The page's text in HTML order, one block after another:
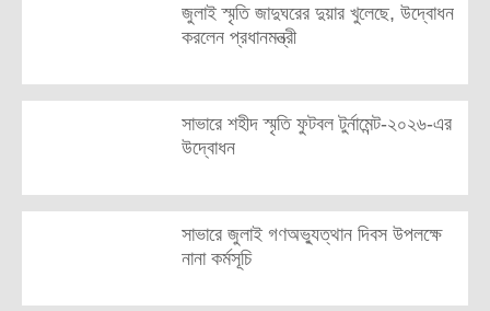
জুলাই স্মৃতি জাদুঘরের দুয়ার খুলেছে, উদ্বোধন
করলেন প্রধানমন্ত্রী
সাভারে শহীদ স্মৃতি ফুটবল টুর্নামেন্ট-২০২৬-এর
উদ্বোধন
সাভারে জুলাই গণঅভ্যুত্থান দিবস উপলক্ষে
নানা কর্মসূচি